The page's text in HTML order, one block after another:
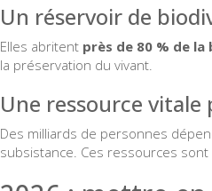
Un réservoir de
Elles abritent près de 80 % de
la préservation du vivant.
Une ressource
Des milliards de personnes
subsistance. Ces ressources sont